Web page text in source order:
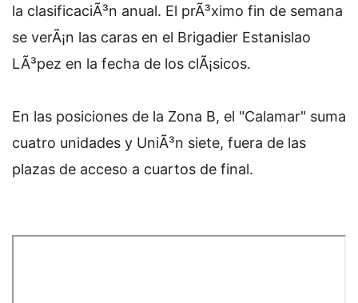
la clasificaciÃ³n anual. El prÃ³ximo fin de semana
se verÃ¡n las caras en el Brigadier Estanislao
LÃ³pez en la fecha de los clÃ¡sicos.
En las posiciones de la Zona B, el "Calamar" suma
cuatro unidades y UniÃ³n siete, fuera de las
plazas de acceso a cuartos de final.